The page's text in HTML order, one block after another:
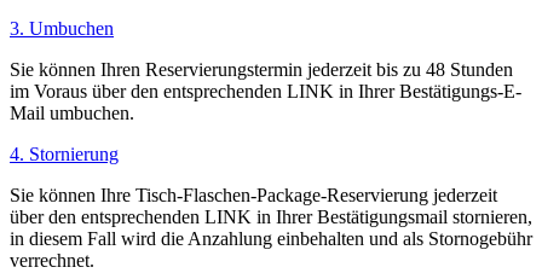
3. Umbuchen
Sie können Ihren Reservierungstermin jederzeit bis zu 48 Stunden
im Voraus über den entsprechenden LINK in Ihrer Bestätigungs-E-
Mail umbuchen.
4. Stornierung
Sie können Ihre Tisch-Flaschen-Package-Reservierung jederzeit
über den entsprechenden LINK in Ihrer Bestätigungsmail stornieren,
in diesem Fall wird die Anzahlung einbehalten und als Stornogebühr
verrechnet.